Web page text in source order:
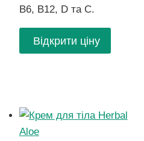
B6, B12, D та C.
Відкрити ціну